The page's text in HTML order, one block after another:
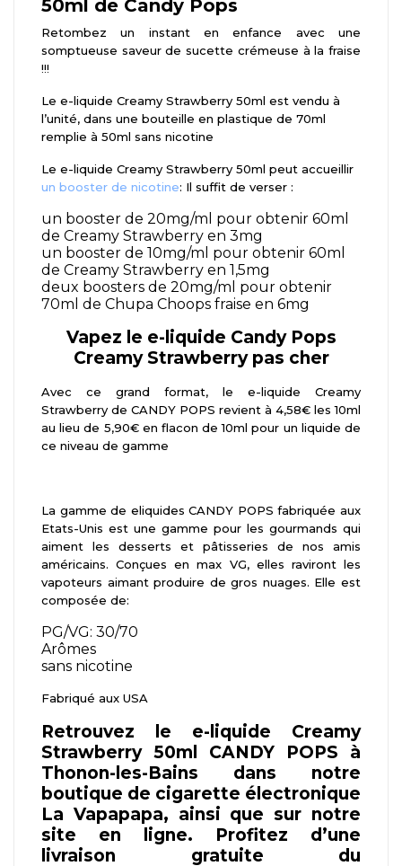
50ml de Candy Pops
Retombez un instant en enfance avec une
somptueuse saveur de sucette crémeuse à la fraise
!!!
Le e-liquide Creamy Strawberry 50ml est vendu à
l’unité, dans une bouteille en plastique de 70ml
remplie à 50ml sans nicotine
Le e-liquide Creamy Strawberry 50ml peut accueillir
un booster de nicotine: Il suffit de verser :
un booster de 20mg/ml pour obtenir 60ml
de Creamy Strawberry en 3mg
un booster de 10mg/ml pour obtenir 60ml
de Creamy Strawberry en 1,5mg
deux boosters de 20mg/ml pour obtenir
70ml de Chupa Choops fraise en 6mg
Vapez le e-liquide Candy Pops
Creamy Strawberry pas cher
Avec ce grand format, le e-liquide Creamy
Strawberry de CANDY POPS revient à 4,58€ les 10ml
au lieu de 5,90€ en flacon de 10ml pour un liquide de
ce niveau de gamme
La gamme de eliquides CANDY POPS fabriquée aux
Etats-Unis est une gamme pour les gourmands qui
aiment les desserts et pâtisseries de nos amis
américains. Conçues en max VG, elles raviront les
vapoteurs aimant produire de gros nuages. Elle est
composée de:
PG/VG: 30/70
Arômes
sans nicotine
Fabriqué aux USA
Retrouvez le e-liquide Creamy
Strawberry 50ml CANDY POPS à
Thonon-les-Bains dans notre
boutique de cigarette électronique
La Vapapapa, ainsi que sur notre
site en ligne. Profitez d’une
livraison gratuite du